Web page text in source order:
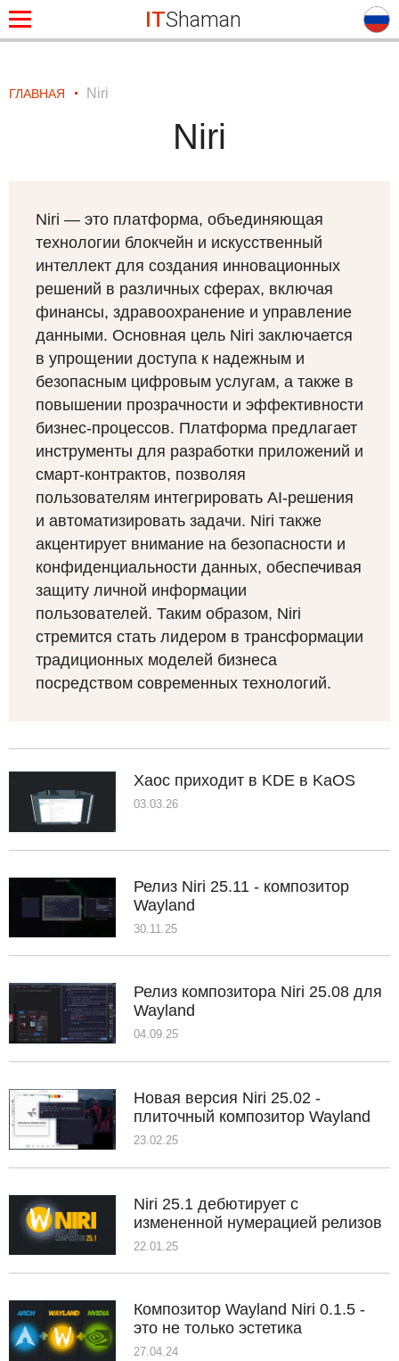
ITShaman
ГЛАВНАЯ Niri
Niri
Niri — это платформа, объединяющая
технологии блокчейн и искусственный
интеллект для создания инновационных
решений в различных сферах, включая
финансы, здравоохранение и управление
данными. Основная цель Niri заключается
в упрощении доступа к надежным и
безопасным цифровым услугам, а также в
повышении прозрачности и эффективности
бизнес-процессов. Платформа предлагает
инструменты для разработки приложений и
смарт-контрактов, позволяя
пользователям интегрировать AI-решения
и автоматизировать задачи. Niri также
акцентирует внимание на безопасности и
конфиденциальности данных, обеспечивая
защиту личной информации
пользователей. Таким образом, Niri
стремится стать лидером в трансформации
традиционных моделей бизнеса
посредством современных технологий.
Хаос приходит в KDE в KaOS
03.03.26
Релиз Niri 25.11 - композитор
Wayland
30.11.25
Релиз композитора Niri 25.08 для
Wayland
04.09.25
Новая версия Niri 25.02 -
плиточный композитор Wayland
23.02.25
Niri 25.1 дебютирует с
измененной нумерацией релизов
22.01.25
Композитор Wayland Niri 0.1.5 -
это не только эстетика
27.04.24